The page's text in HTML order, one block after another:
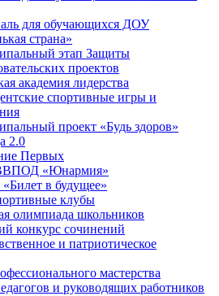
для обучающихся ДОУ
страна»
этап Защиты
проектов
академия лидерства
спортивные игры и
проект «Будь здоров»
2.0
Первых
«Юнармия»
в будущее»
клубы
олимпиада школьников
конкурс сочинений
и патриотическое
мастерства
и руководящих работников